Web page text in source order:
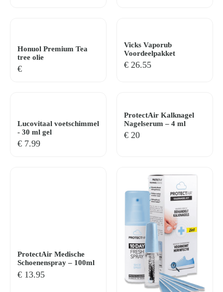
Honuol Premium Tea
tree olie
€
Vicks Vaporub
Voordeelpakket
€ 26.55
Lucovitaal voetschimmel
- 30 ml gel
€ 7.99
ProtectAir Kalknagel
Nagelserum – 4 ml
€ 20
ProtectAir Medische
Schoenenspray – 100ml
€ 13.95